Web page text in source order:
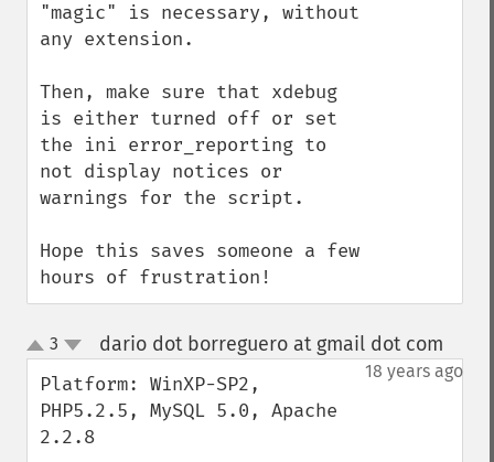
"magic" is necessary, without
any extension.
Then, make sure that xdebug
is either turned off or set
the ini error_reporting to
not display notices or
warnings for the script.
Hope this saves someone a few
hours of frustration!
up
down
3 dario dot borreguero at gmail dot com
18 years ago
Platform: WinXP-SP2,
PHP5.2.5, MySQL 5.0, Apache
2.2.8